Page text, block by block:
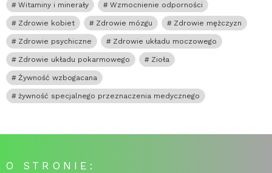
Witaminy i minerały Wzmocnienie odporności
Zdrowie kobiet Zdrowie mózgu Zdrowie mężczyzn
Zdrowie psychiczne Zdrowie układu moczowego
Zdrowie układu pokarmowego Zioła
Żywność wzbogacana
żywność specjalnego przeznaczenia medycznego
O STRONIE: